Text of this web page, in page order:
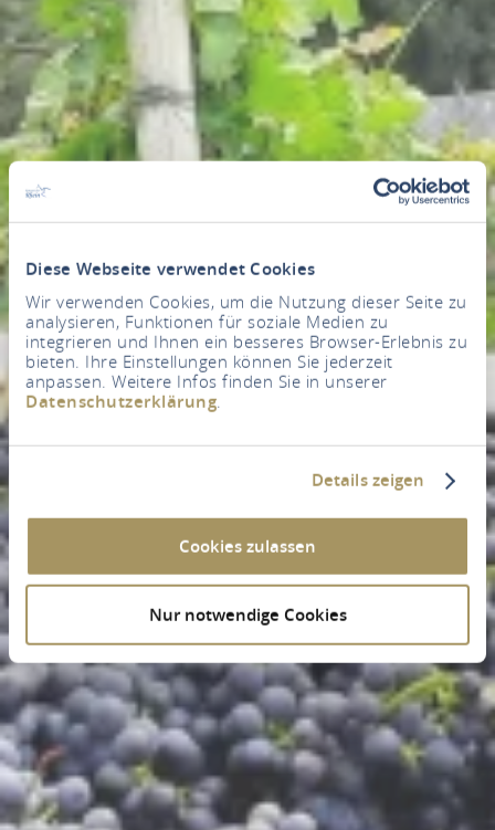
Diese Webseite verwendet Cookies
Wir verwenden Cookies, um die Nutzung dieser Seite zu
analysieren, Funktionen für soziale Medien zu
integrieren und Ihnen ein besseres Browser-Erlebnis zu
bieten. Ihre Einstellungen können Sie jederzeit
anpassen. Weitere Infos finden Sie in unserer
Datenschutzerklärung.
Details zeigen
Cookies zulassen
Nur notwendige Cookies